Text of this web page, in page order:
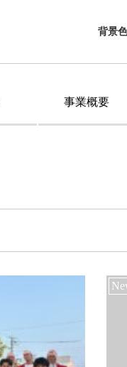
背景色
事業概要